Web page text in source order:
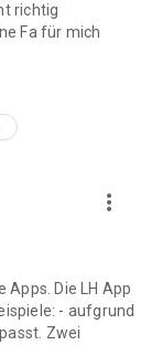
richtig
Fa für mich
more_vert
Die LH App
- aufgrund
Zwei